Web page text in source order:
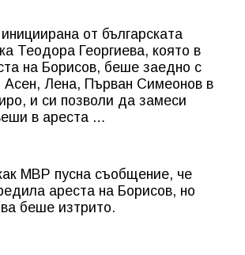
от българската
Теодора Георгиева, която в
на Борисов, беше заедно с
Асен, Лена, Първан Симеонов в
и си позволи да замеси
в ареста …
МВР пусна съобщение, че
ареста на Борисов, но
беше изтрито.